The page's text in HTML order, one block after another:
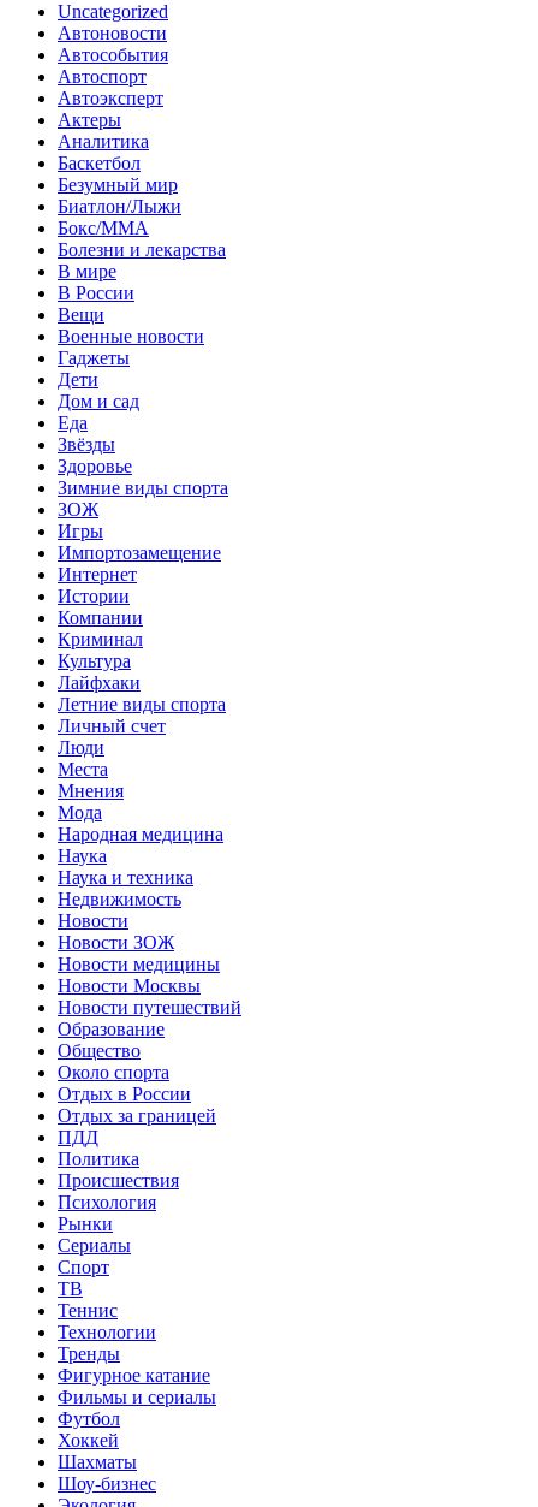
Uncategorized
Автоновости
Автособытия
Автоспорт
Автоэксперт
Актеры
Аналитика
Баскетбол
Безумный мир
Биатлон/Лыжи
Бокс/MMA
Болезни и лекарства
В мире
В России
Вещи
Военные новости
Гаджеты
Дети
Дом и сад
Еда
Звёзды
Здоровье
Зимние виды спорта
ЗОЖ
Игры
Импортозамещение
Интернет
Истории
Компании
Криминал
Культура
Лайфхаки
Летние виды спорта
Личный счет
Люди
Места
Мнения
Мода
Народная медицина
Наука
Наука и техника
Недвижимость
Новости
Новости ЗОЖ
Новости медицины
Новости Москвы
Новости путешествий
Образование
Общество
Около спорта
Отдых в России
Отдых за границей
ПДД
Политика
Происшествия
Психология
Рынки
Сериалы
Спорт
ТВ
Теннис
Технологии
Тренды
Фигурное катание
Фильмы и сериалы
Футбол
Хоккей
Шахматы
Шоу-бизнес